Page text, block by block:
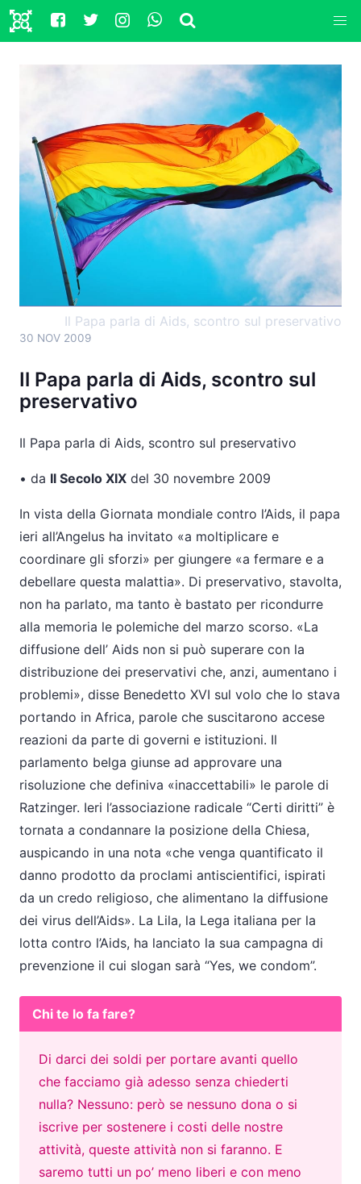
Il Papa parla di Aids, scontro sul preservativo
30 NOV 2009
Il Papa parla di Aids, scontro sul
preservativo
Il Papa parla di Aids, scontro sul preservativo
• da Il Secolo XIX del 30 novembre 2009
In vista della Giornata mondiale contro l’Aids, il papa
ieri all’Angelus ha invitato «a moltiplicare e
coordinare gli sforzi» per giungere «a fermare e a
debellare questa malattia». Di preservativo, stavolta,
non ha parlato, ma tanto è bastato per ricondurre
alla memoria le polemiche del marzo scorso. «La
diffusione dell’ Aids non si può superare con la
distribuzione dei preservativi che, anzi, aumentano i
problemi», disse Benedetto XVI sul volo che lo stava
portando in Africa, parole che suscitarono accese
reazioni da parte di governi e istituzioni. Il
parlamento belga giunse ad approvare una
risoluzione che definiva «inaccettabili» le parole di
Ratzinger. Ieri l’associazione radicale “Certi diritti” è
tornata a condannare la posizione della Chiesa,
auspicando in una nota «che venga quantificato il
danno prodotto da proclami antiscientifici, ispirati
da un credo religioso, che alimentano la diffusione
dei virus dell’Aids». La Lila, la Lega italiana per la
lotta contro l’Aids, ha lanciato la sua campagna di
prevenzione il cui slogan sarà “Yes, we condom”.
Chi te lo fa fare?
Di darci dei soldi per portare avanti quello
che facciamo già adesso senza chiederti
nulla? Nessuno: però se nessuno dona o si
iscrive per sostenere i costi delle nostre
attività, queste attività non si faranno. E
saremo tutti un po’ meno liberi e con meno